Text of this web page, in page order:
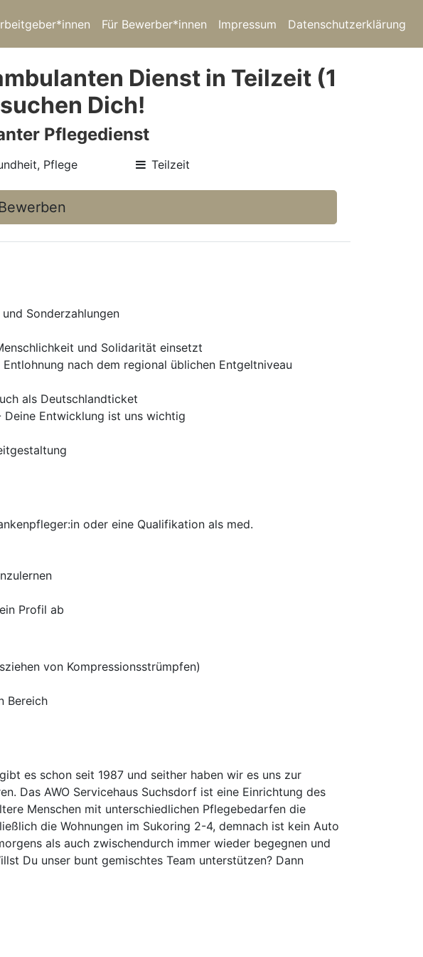
Für Bewerber*innen Impressum Datenschutzerklärung
Dienst in Teilzeit (1
Dich!
Pflegedienst
Pflege Teilzeit
Sonderzahlungen
und Solidarität einsetzt
nach dem regional üblichen Entgeltniveau
als Deutschlandticket
Entwicklung ist uns wichtig
oder eine Qualifikation als med.
Profil ab
von Kompressionsstrümpfen)
Bereich
es schon seit 1987 und seither haben wir es uns zur
Das AWO Servicehaus Suchsdorf ist eine Einrichtung des
Menschen mit unterschiedlichen Pflegebedarfen die
die Wohnungen im Sukoring 2-4, demnach ist kein Auto
als auch zwischendurch immer wieder begegnen und
Du unser bunt gemischtes Team unterstützen? Dann